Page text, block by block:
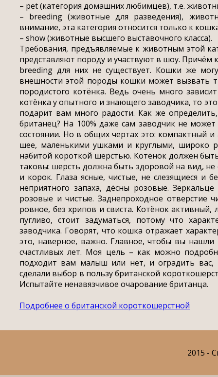
– pet (категория домашних любимцев), т.е.
– breeding (животные для разведения),
внимание, эта категория относится только к
– show (животные высшего выставочного класса).
Требования, предъявляемые к животным этой
представляют породу и участвуют в шоу. Причём
breeding для них не существует. Кошки же
внешности этой породы кошки может вызвать
породистого котёнка. Ведь очень много
котёнка у опытного и знающего заводчика, то
подарит вам много радости. Как же
британец? На 100% даже сам заводчик не
состоянии. Но в общих чертах это: компактный
шее, маленькими ушками и круглыми, широко
набитой короткой шерстью. Котёнок должен
таковы: шерсть должна быть здоровой на вид,
и корок. Глаза ясные, чистые, не слезящиеся и
неприятного запаха, дёсны розовые.
розовые и чистые. Заднепроходное отверстие
ровное, без хрипов и свиста. Котёнок
пугливо, стоит задуматься, потому что
заводчика. Говорят, что кошка отражает
это, наверное, важно. Главное, чтобы вы
счастливых лет. Моя цель – как можно
подходит вам малыш или нет, и оградить
сделали выбор в пользу британской
Испытайте ненавязчивое очарование британца.
Подробнее о британской короткошерстной
2015 -